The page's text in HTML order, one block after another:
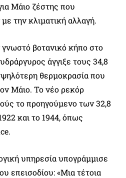
Μάιο ζέστης που
την κλιματική αλλαγή.
βοτανικό κήπο στο
άγγιξε τους 34,8
θερμοκρασία που
Μάιο. Το νέο ρεκόρ
το προηγούμενο των 32,8
και το 1944, όπως
υπηρεσία υπογράμμισε
επεισοδίου: «Μια τέτοια